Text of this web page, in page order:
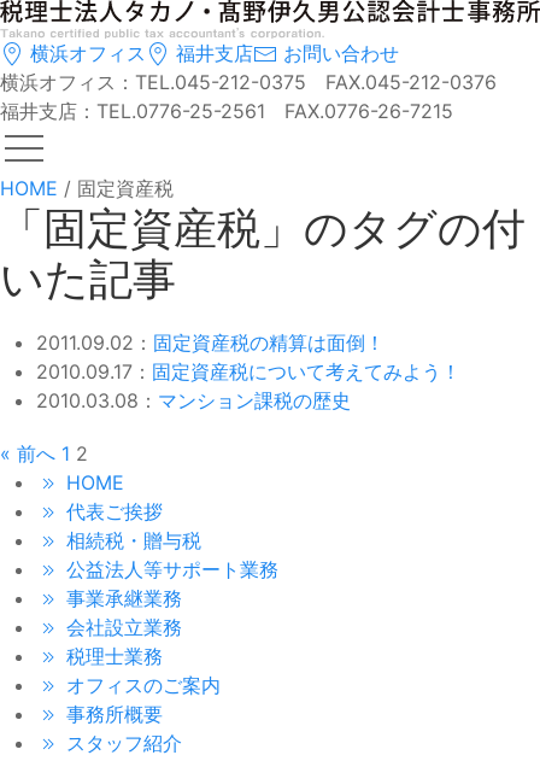
横浜オフィス 福井支店
お問い合わせ
横浜オフィス：TEL.045-212-0375 FAX.045-212-0376
福井支店：TEL.0776-25-2561 FAX.0776-26-7215
HOME / 固定資産税
「固定資産税」のタグの付
いた記事
2011.09.02： 固定資産税の精算は面倒！
2010.09.17： 固定資産税について考えてみよう！
2010.03.08： マンション課税の歴史
« 前へ 1 2
HOME
代表ご挨拶
相続税・贈与税
公益法人等サポート業務
事業承継業務
会社設立業務
税理士業務
オフィスのご案内
事務所概要
スタッフ紹介